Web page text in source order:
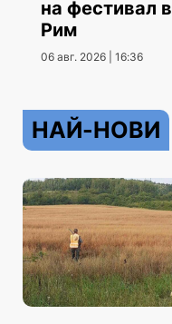
на фестивал в
Рим
06 авг. 2026 | 16:36
НАЙ-НОВИ